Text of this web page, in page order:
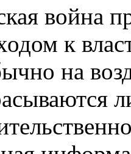
война
к
на